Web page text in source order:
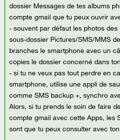
dossier Messages de tes albums
compte gmail que tu peux ouvrir
- souvent par défaut les photos
sous-dossier Pictures/SMS/MMS
branches le smartphone avec un
copies le dossier concerné dans
- si tu ne veux pas tout perdre en
smartphone, utilise une appli de
comme SMS backup +, synchro
Alors, si tu prends le soin de faire
compte gmail avec cette Apps, les
sont que tu peux consulter avec